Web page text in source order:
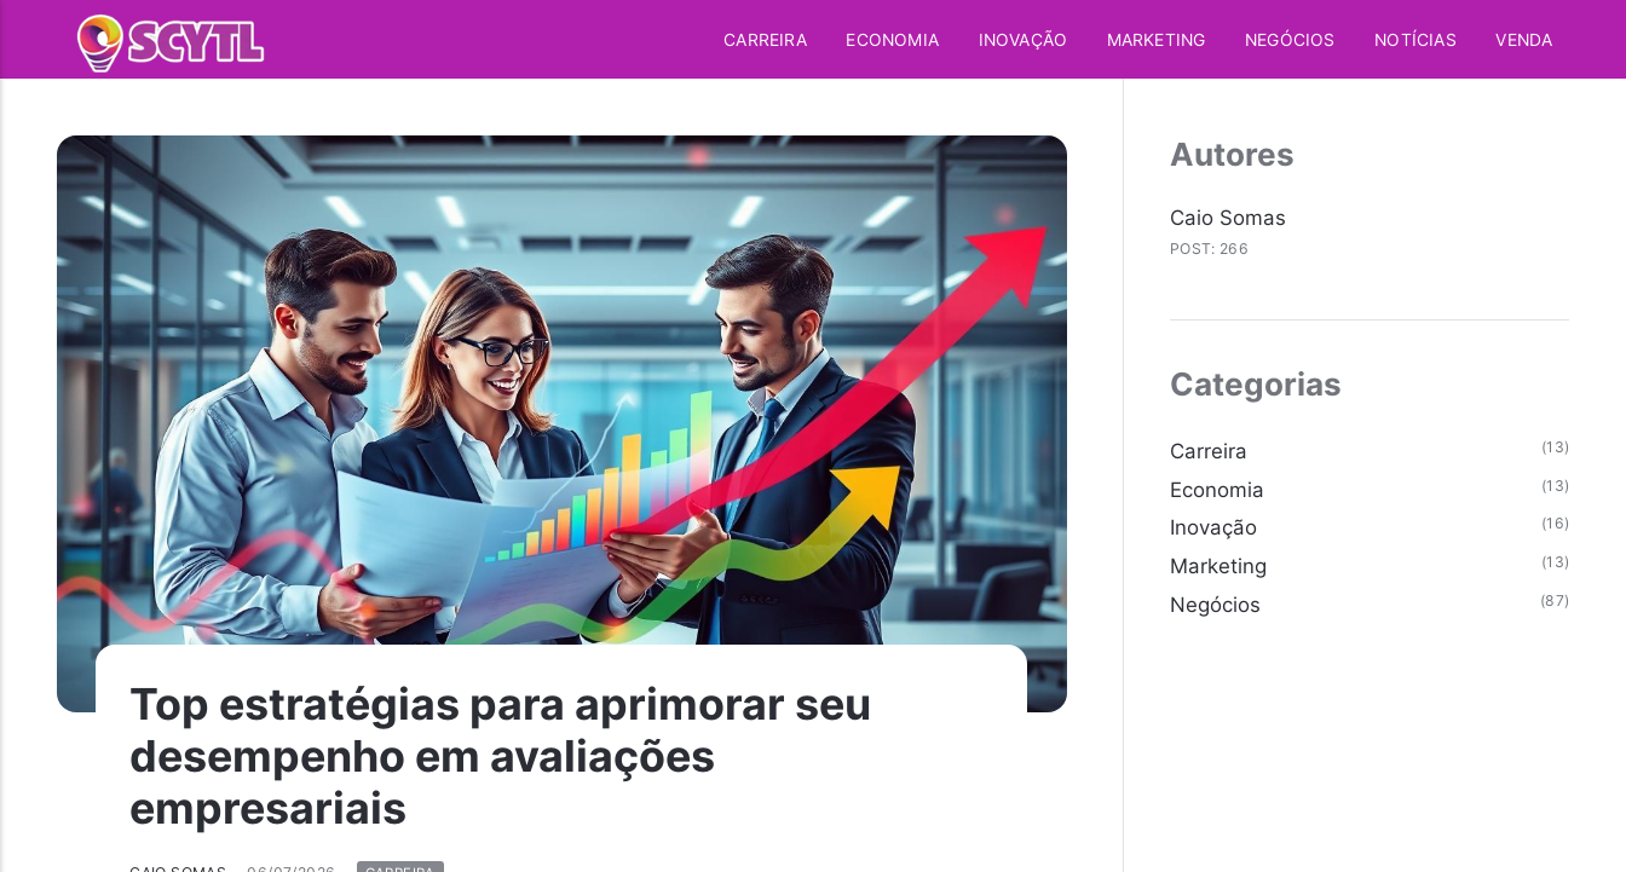
CARREIRA ECONOMIA INOVAÇÃO MARKETING NEGÓCIOS NOTÍCIAS VENDA
Top estratégias para aprimorar seu
desempenho em avaliações
empresariais
Autores
Caio Somas
POST: 266
Categorias
Carreira (13)
Economia (13)
Inovação (16)
Marketing (13)
Negócios (87)